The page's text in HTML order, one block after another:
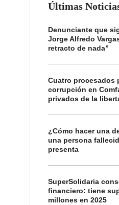
Últimas
Denunciante que
Jorge Alfredo
retracto de nada”
Cuatro procesados
corrupción en
privados de la
¿Cómo hacer una
una persona
presenta
SuperSolidaria
financiero: tiene
millones en 2025